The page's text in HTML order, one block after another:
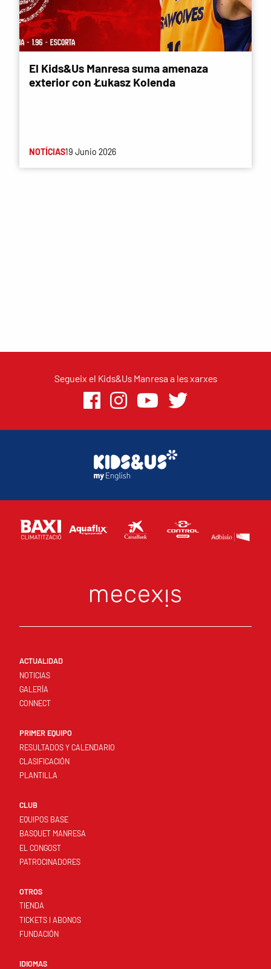
El Kids&Us Manresa suma amenaza
exterior con Łukasz Kolenda
NOTÍCIAS19 Junio 2026
Segueix el Kids&Us Manresa a les xarxes
ACTUALIDAD
NOTICIAS
GALERÍA
CONNECT
PRIMER EQUIPO
RESULTADOS Y CALENDARIO
CLASIFICACIÓN
PLANTILLA
CLUB
EQUIPOS BASE
BASQUET MANRESA
EL CONGOST
PATROCINADORES
OTROS
TIENDA
TICKETS I ABONOS
FUNDACIÓN
IDIOMAS